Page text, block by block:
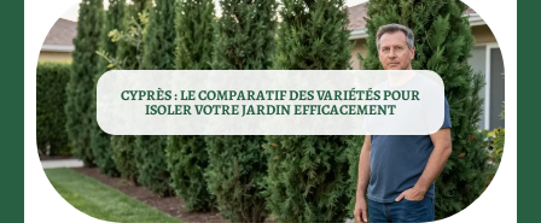
CYPRÈS : LE COMPARATIF DES VARIÉTÉS POUR
ISOLER VOTRE JARDIN EFFICACEMENT